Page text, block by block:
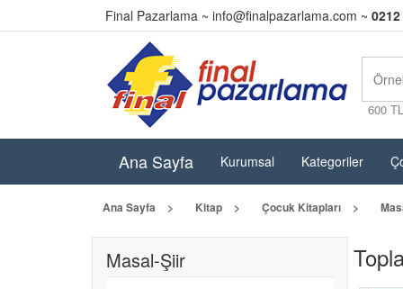
Final Pazarlama ~ info@finalpazarlama.com ~
600
Ana Sayfa Kurumsal Kategoriler
Ana Sayfa Kitap Çocuk Kitapları
Masal-Şiir